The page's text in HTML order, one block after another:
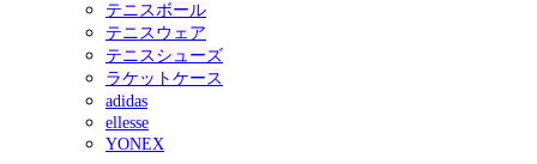
テニスボール
テニスウェア
テニスシューズ
ラケットケース
adidas
ellesse
YONEX